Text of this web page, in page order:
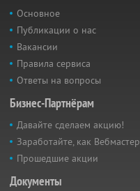
Основное
Публикации о нас
Вакансии
Правила сервиса
Ответы на вопросы
Бизнес-Партнёрам
Давайте сделаем акцию!
Заработайте, как Вебмастер
Прошедшие акции
Документы